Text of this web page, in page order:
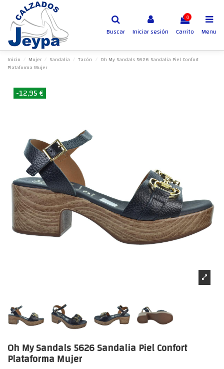
Buscar Iniciar sesión
0
Carrito Menu
Inicio Mujer Sandalia Tacón
Oh My Sandals 5626 Sandalia Piel Confort
Plataforma Mujer
-12,95 €
Oh My Sandals 5626 Sandalia Piel Confort
Plataforma Mujer